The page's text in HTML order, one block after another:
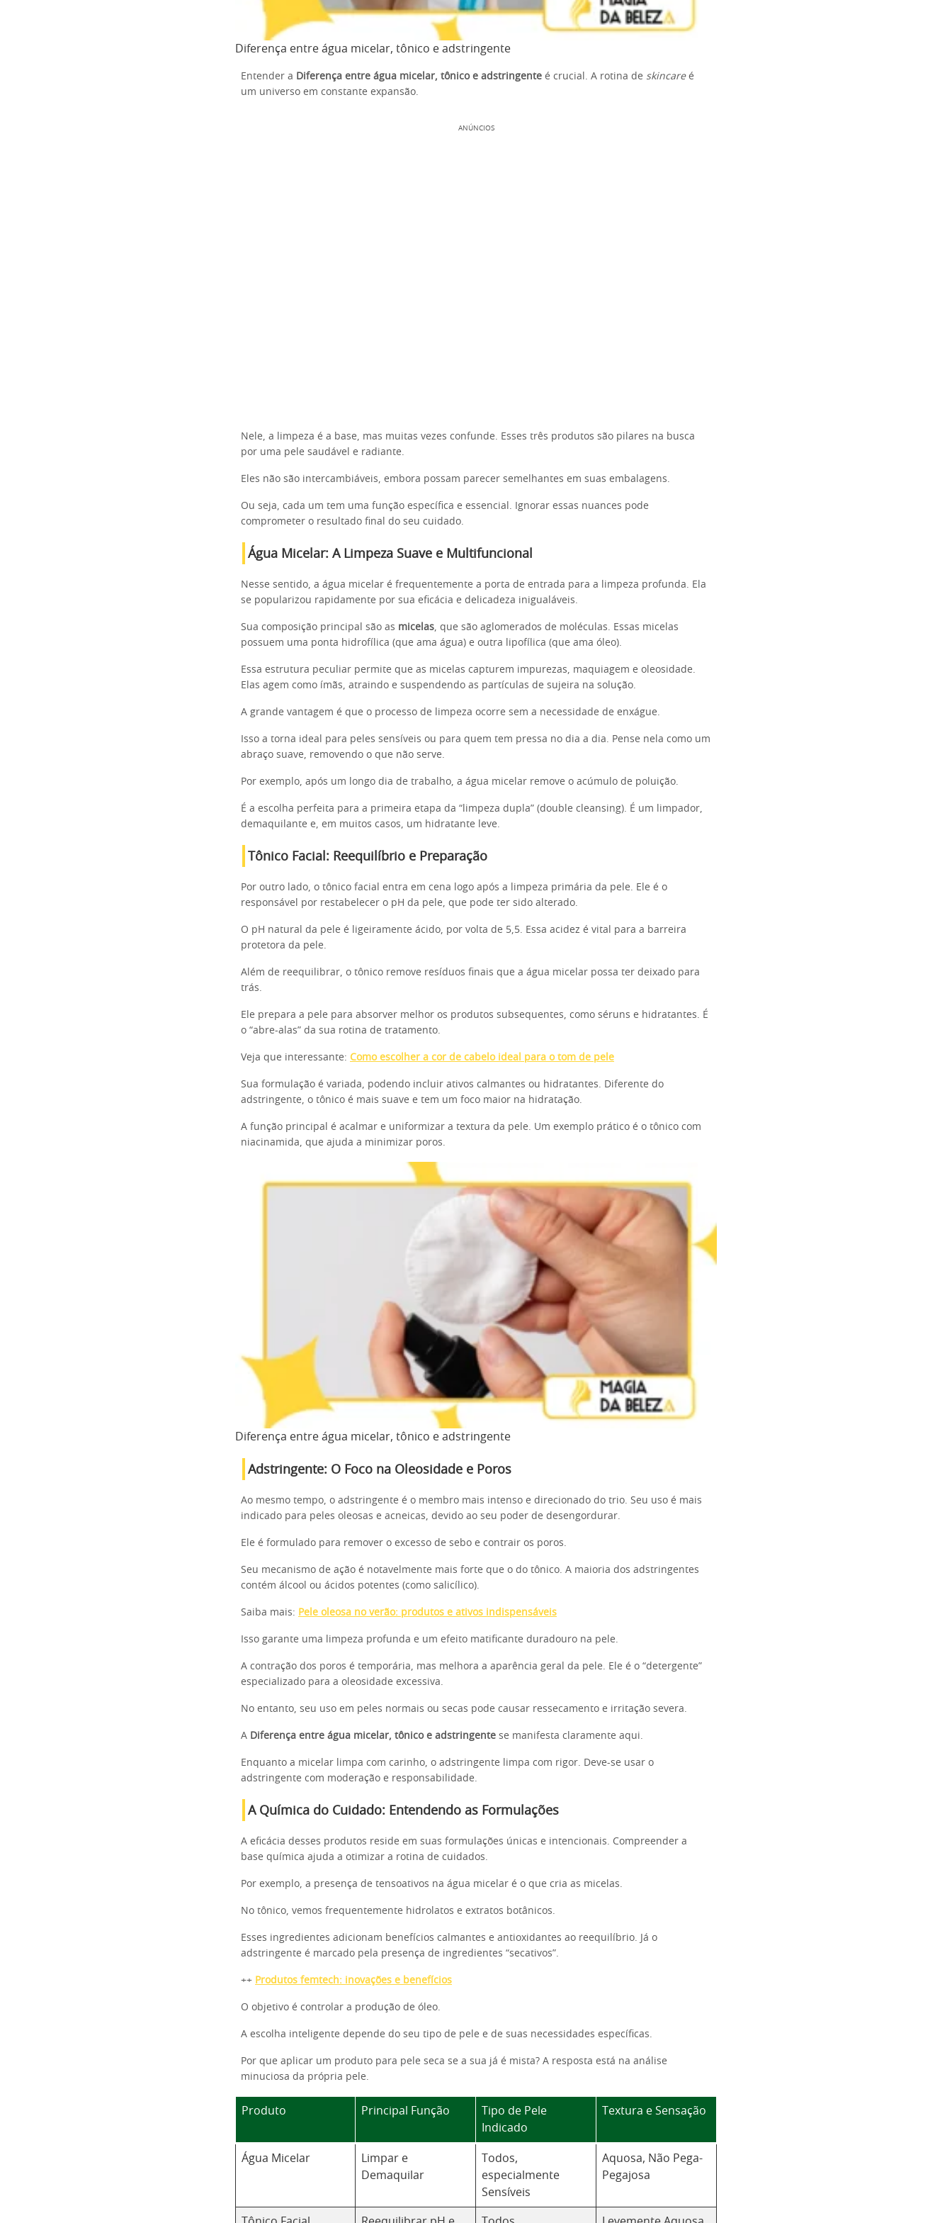
Diferença entre água micelar, tônico e adstringente
Entender a Diferença entre água micelar, tônico e adstringente é crucial. A rotina de skincareé
um universo em constante expansão.
ANÚNCIOS
Nele, a limpeza é a base, mas muitas vezes confunde. Esses três produtos são pilares na busca
por uma pele saudável e radiante.
Eles não são intercambiáveis, embora possam parecer semelhantes em suas embalagens.
Ou seja, cada um tem uma função específica e essencial. Ignorar essas nuances pode
comprometer o resultado final do seu cuidado.
Água Micelar: A Limpeza Suave e Multifuncional
Nesse sentido, a água micelar é frequentemente a porta de entrada para a limpeza profunda. Ela
se popularizou rapidamente por sua eficácia e delicadeza inigualáveis.
Sua composição principal são as micelas, que são aglomerados de moléculas. Essas micelas
possuem uma ponta hidrofílica (que ama água) e outra lipofílica (que ama óleo).
Essa estrutura peculiar permite que as micelas capturem impurezas, maquiagem e oleosidade.
Elas agem como ímãs, atraindo e suspendendo as partículas de sujeira na solução.
A grande vantagem é que o processo de limpeza ocorre sem a necessidade de enxágue.
Isso a torna ideal para peles sensíveis ou para quem tem pressa no dia a dia. Pense nela como um
abraço suave, removendo o que não serve.
Por exemplo, após um longo dia de trabalho, a água micelar remove o acúmulo de poluição.
É a escolha perfeita para a primeira etapa da “limpeza dupla” (double cleansing). É um limpador,
demaquilante e, em muitos casos, um hidratante leve.
Tônico Facial: Reequilíbrio e Preparação
Por outro lado, o tônico facial entra em cena logo após a limpeza primária da pele. Ele é o
responsável por restabelecer o pH da pele, que pode ter sido alterado.
O pH natural da pele é ligeiramente ácido, por volta de 5,5. Essa acidez é vital para a barreira
protetora da pele.
Além de reequilibrar, o tônico remove resíduos finais que a água micelar possa ter deixado para
trás.
Ele prepara a pele para absorver melhor os produtos subsequentes, como séruns e hidratantes. É
o “abre-alas” da sua rotina de tratamento.
Veja que interessante: Como escolher a cor de cabelo ideal para o tom de pele
Sua formulação é variada, podendo incluir ativos calmantes ou hidratantes. Diferente do
adstringente, o tônico é mais suave e tem um foco maior na hidratação.
A função principal é acalmar e uniformizar a textura da pele. Um exemplo prático é o tônico com
niacinamida, que ajuda a minimizar poros.
Diferença entre água micelar, tônico e adstringente
Adstringente: O Foco na Oleosidade e Poros
Ao mesmo tempo, o adstringente é o membro mais intenso e direcionado do trio. Seu uso é mais
indicado para peles oleosas e acneicas, devido ao seu poder de desengordurar.
Ele é formulado para remover o excesso de sebo e contrair os poros.
Seu mecanismo de ação é notavelmente mais forte que o do tônico. A maioria dos adstringentes
contém álcool ou ácidos potentes (como salicílico).
Saiba mais: Pele oleosa no verão: produtos e ativos indispensáveis
Isso garante uma limpeza profunda e um efeito matificante duradouro na pele.
A contração dos poros é temporária, mas melhora a aparência geral da pele. Ele é o “detergente”
especializado para a oleosidade excessiva.
No entanto, seu uso em peles normais ou secas pode causar ressecamento e irritação severa.
A Diferença entre água micelar, tônico e adstringente se manifesta claramente aqui.
Enquanto a micelar limpa com carinho, o adstringente limpa com rigor. Deve-se usar o
adstringente com moderação e responsabilidade.
A Química do Cuidado: Entendendo as Formulações
A eficácia desses produtos reside em suas formulações únicas e intencionais. Compreender a
base química ajuda a otimizar a rotina de cuidados.
Por exemplo, a presença de tensoativos na água micelar é o que cria as micelas.
No tônico, vemos frequentemente hidrolatos e extratos botânicos.
Esses ingredientes adicionam benefícios calmantes e antioxidantes ao reequilíbrio. Já o
adstringente é marcado pela presença de ingredientes “secativos”.
++ Produtos femtech: inovações e benefícios
O objetivo é controlar a produção de óleo.
A escolha inteligente depende do seu tipo de pele e de suas necessidades específicas.
Por que aplicar um produto para pele seca se a sua já é mista? A resposta está na análise
minuciosa da própria pele.
Produto Principal Função
Tipo de Pele
Indicado
Textura e Sensação
Água Micelar
Limpar e
Demaquilar
Todos,
especialmente
Sensíveis
Aquosa, Não Pega-
Pegajosa